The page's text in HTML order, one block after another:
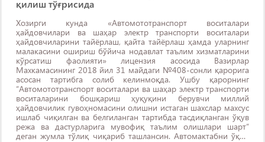
қилиш тўғрисида
Хозирги кунда «Автомототранспорт воситалари
ҳайдовчилари ва шаҳар электр транспорти воситалари
ҳайдовчиларини тайёрлаш, қайта тайёрлаш ҳамда уларнинг
малакасини ошириш бўйича нодавлат таълим хизматларини
кўрсатиш фаолияти» лицензия асосида Вазирлар
Махкамасининг 2018 йил 31 майдаги №408-сонли қарорига
асосан тартибга солиб келинмоқда. Ушбу қарорнинг
“Автомототранспорт воситалари ва шаҳар электр транспорти
воситаларини бошқариш ҳуқуқини берувчи миллий
ҳайдовчилик гувоҳномасини олишни истаган шахслар махсус
ишлаб чиқилган ва белгиланган тартибда тасдиқланган ўқув
режа ва дастурларига мувофиқ таълим олишлари шарт”
деган жумла тўлиқ чиқариб ташлансин. Автомактабни ўқиб